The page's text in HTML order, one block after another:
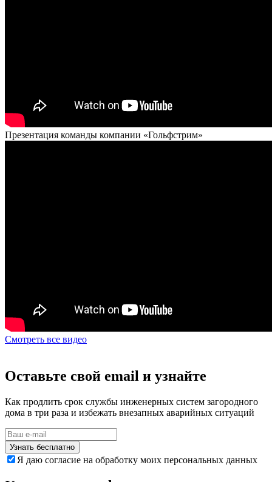
Презентация команды компании «Гольфстрим»
Смотреть все видео
Оставьте свой email и узнайте
Как продлить срок службы инженерных систем загородного
дома в три раза и избежать внезапных аварийных ситуаций
Узнать бесплатно
Я даю согласие на обработку моих персональных данных